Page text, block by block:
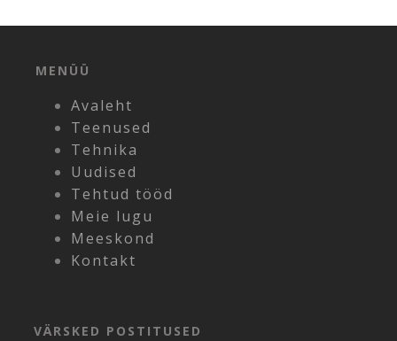
MENÜÜ
Avaleht
Teenused
Tehnika
Uudised
Tehtud tööd
Meie lugu
Meeskond
Kontakt
VÄRSKED POSTITUSED